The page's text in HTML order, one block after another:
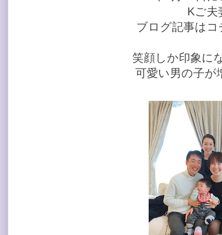
Kご夫
ブログ記事は
笑顔しか印象に
可愛い男の子が